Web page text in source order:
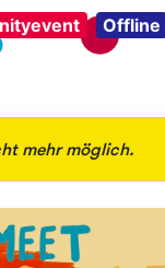
Offline
mehr möglich.